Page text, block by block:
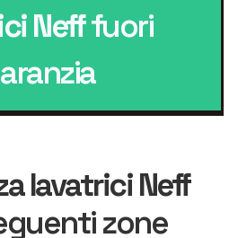
Nefffuori
lavatrici Neff
zone